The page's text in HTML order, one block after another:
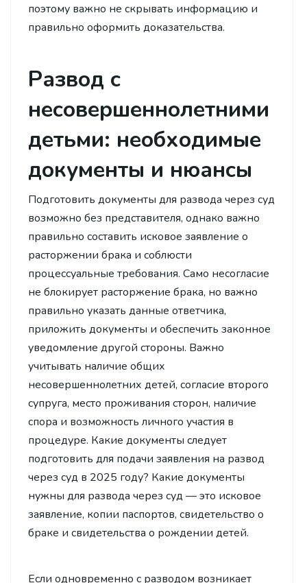
поэтому важно не скрывать информацию и
правильно оформить доказательства.
Развод с
несовершеннолетними
детьми: необходимые
документы и нюансы
Подготовить документы для развода через суд
возможно без представителя, однако важно
правильно составить исковое заявление о
расторжении брака и соблюсти
процессуальные требования. Само несогласие
не блокирует расторжение брака, но важно
правильно указать данные ответчика,
приложить документы и обеспечить законное
уведомление другой стороны. Важно
учитывать наличие общих
несовершеннолетних детей, согласие второго
супруга, место проживания сторон, наличие
спора и возможность личного участия в
процедуре. Какие документы следует
подготовить для подачи заявления на развод
через суд в 2025 году? Какие документы
нужны для развода через суд — это исковое
заявление, копии паспортов, свидетельство о
браке и свидетельства о рождении детей.
Если одновременно с разводом возникает